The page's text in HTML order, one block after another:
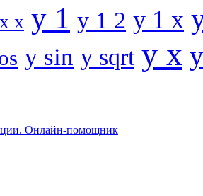
x x y 1 y 1 2 y 1 x
y sin y sqrt y x
Онлайн-помощник